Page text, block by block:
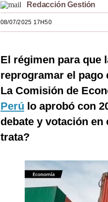
Redacción Gestión
08/07/2025 17H50
El régimen para que
reprogramar el pago
La Comisión de
Perú lo aprobó con
debate y votación en
trata?